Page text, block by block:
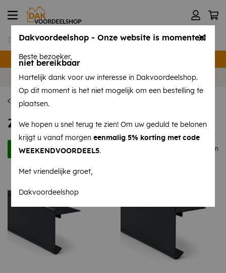
Volg ons opInstagramen Facebook!
Daktrimmen
Zwartgrijze daktrimmen
Filters 7 producten
Dakvoordeelshop - Onze website is momenteel
niet bereikbaar
Beste bezoeker,
Hartelijk dank voor uw interesse in Dakvoordeelshop.
Op dit moment is het niet mogelijk om een bestelling te
plaatsen.
We hopen u snel terug te zien! Om uw geduld te belonen
krijgt u vanaf morgeneenmalig 5% korting met code
WEEKENDVOORDEEL5.
Met vriendelijke groet,
Dakvoordeelshop